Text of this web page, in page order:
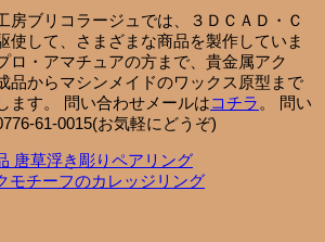
房ブリコラージュでは、３ＤＣＡＤ・Ｃ
使して、さまざまな商品を製作していま
ロ・アマチュアの方まで、貴金属アク
品からマシンメイドのワックス原型まで
ます。 問い合わせメールはコチラ 。 問い
61-0015(お気軽にどうぞ)
唐草浮き彫りペアリング
モチーフのカレッジリング